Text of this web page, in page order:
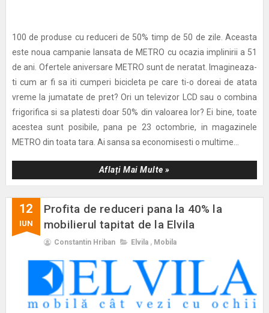
100 de produse cu reduceri de 50% timp de 50 de zile. Aceasta
este noua campanie lansata de METRO cu ocazia implinirii a 51
de ani. Ofertele aniversare METRO sunt de neratat. Imagineaza-
ti cum ar fi sa iti cumperi bicicleta pe care ti-o doreai de atata
vreme la jumatate de pret? Ori un televizor LCD sau o combina
frigorifica si sa platesti doar 50% din valoarea lor? Ei bine, toate
acestea sunt posibile, pana pe 23 octombrie, in magazinele
METRO din toata tara. Ai sansa sa economisesti o multime...
Aflați Mai Multe »
12
IUN
Profita de reduceri pana la 40% la
mobilierul tapitat de la Elvila
Constantin Hriban Elvila , Mobila